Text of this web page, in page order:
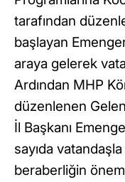
tarafından
başlayan
araya gelerek
Ardından MHP
düzenlenen
İl Başkanı
sayıda
beraberliğin